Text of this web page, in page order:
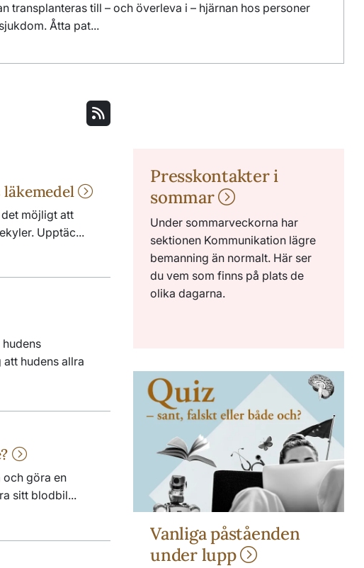
transplanteras till – och överleva i – hjärnan hos personer
Åtta pat...
läkemedel
möjligt att
Upptäc...
hudens allra
och göra en
sitt blodbil...
Presskontakter i
sommar
Under sommarveckorna har
sektionen Kommunikation lägre
bemanning än normalt. Här ser
du vem som finns på plats de
olika dagarna.
Vanliga påståenden
under lupp